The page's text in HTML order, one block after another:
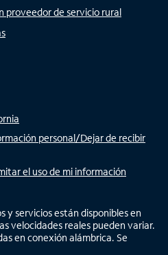
proveedor de servicio rural
personal/Dejar de recibir
el uso de mi información
y servicios están disponibles en
velocidades reales pueden variar.
en conexión alámbrica. Se